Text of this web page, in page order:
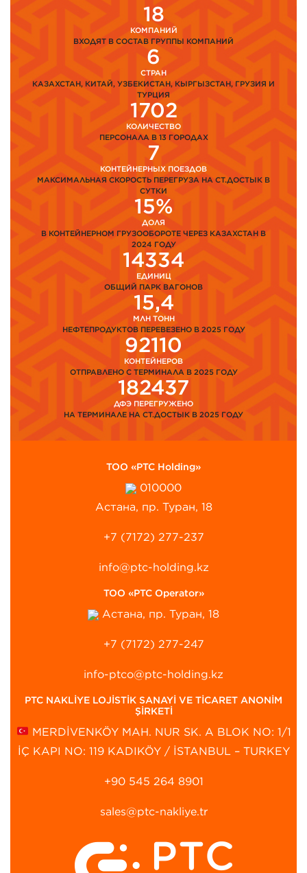
18
КОМПАНИЙ
ВХОДЯТ В СОСТАВ ГРУППЫ КОМПАНИЙ
6
СТРАН
КАЗАХСТАН, КИТАЙ, УЗБЕКИСТАН, КЫРГЫЗСТАН, ГРУЗИЯ И
ТУРЦИЯ
1702
КОЛИЧЕСТВО
ПЕРСОНАЛА В 13 ГОРОДАХ
7
КОНТЕЙНЕРНЫХ ПОЕЗДОВ
МАКСИМАЛЬНАЯ СКОРОСТЬ ПЕРЕГРУЗА НА СТ.ДОСТЫК В
СУТКИ
15%
ДОЛЯ
В КОНТЕЙНЕРНОМ ГРУЗООБОРОТЕ ЧЕРЕЗ КАЗАХСТАН В
2024 ГОДУ
14334
ЕДИНИЦ
ОБЩИЙ ПАРК ВАГОНОВ
15,4
МЛН ТОНН
НЕФТЕПРОДУКТОВ ПЕРЕВЕЗЕНО В 2025 ГОДУ
92110
КОНТЕЙНЕРОВ
ОТПРАВЛЕНО С ТЕРМИНАЛА В 2025 ГОДУ
182437
ДФЭ ПЕРЕГРУЖЕНО
НА ТЕРМИНАЛЕ НА СТ.ДОСТЫК В 2025 ГОДУ
ТОО «PTC Holding»
010000
Астана, пр. Туран, 18
+7 (7172) 277-237
info@ptc-holding.kz
ТОО «PTC Operator»
Астана, пр. Туран, 18
+7 (7172) 277-247
info-ptco@ptc-holding.kz
PTC NAKLİYE LOJİSTİK SANAYİ VE TİCARET ANONİM
ŞİRKETİ
MERDİVENKÖY MAH. NUR SK. A BLOK NO: 1/1
İÇ KAPI NO: 119 KADIKÖY / İSTANBUL – TURKEY
+90 545 264 8901‬
sales@ptc-nakliye.tr